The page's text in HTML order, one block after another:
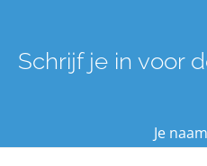
Schrijf je in voor
Je